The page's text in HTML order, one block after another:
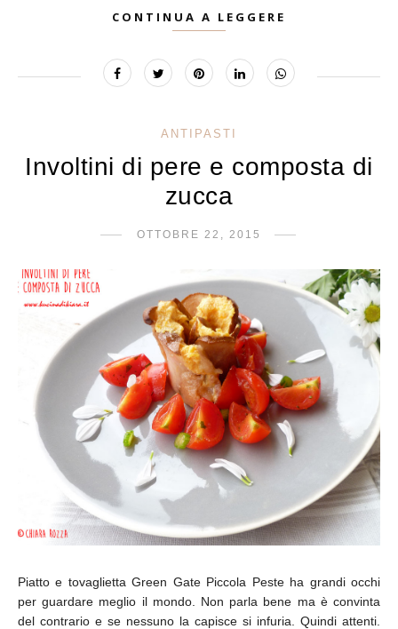
CONTINUA A LEGGERE
ANTIPASTI
Involtini di pere e composta di
zucca
OTTOBRE 22, 2015
Piatto e tovaglietta Green Gate Piccola Peste ha grandi occhi
per guardare meglio il mondo. Non parla bene ma è convinta
del contrario e se nessuno la capisce si infuria. Quindi attenti.